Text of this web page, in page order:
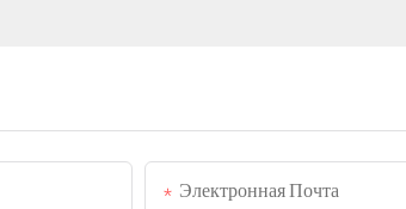
Электронная Почта